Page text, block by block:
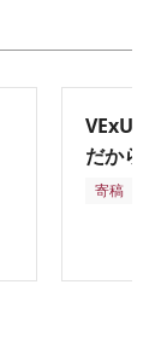
VExUS
だから
寄稿